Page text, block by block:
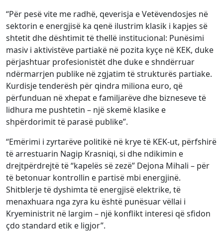
“Për pesë vite me radhë, qeverisja e Vetëvendosjes në
sektorin e energjisë ka qenë ilustrim klasik i kapjes së
shtetit dhe dështimit të thellë institucional: Punësimi
masiv i aktivistëve partiakë në pozita kyçe në KEK, duke
përjashtuar profesionistët dhe duke e shndërruar
ndërmarrjen publike në zgjatim të strukturës partiake.
Kurdisje tenderësh për qindra miliona euro, që
përfunduan në xhepat e familjarëve dhe bizneseve të
lidhura me pushtetin – një skemë klasike e
shpërdorimit të parasë publike”.
“Emërimi i zyrtarëve politikë në krye të KEK-ut, përfshirë
të arrestuarin Nagip Krasniqi, si dhe ndikimin e
drejtpërdrejtë të “kapelës së zezë” Dejona Mihali – për
të betonuar kontrollin e partisë mbi energjinë.
Shitblerje të dyshimta të energjisë elektrike, të
menaxhuara nga zyra ku është punësuar vëllai i
Kryeministrit në largim – një konflikt interesi që sfidon
çdo standard etik e ligjor”.